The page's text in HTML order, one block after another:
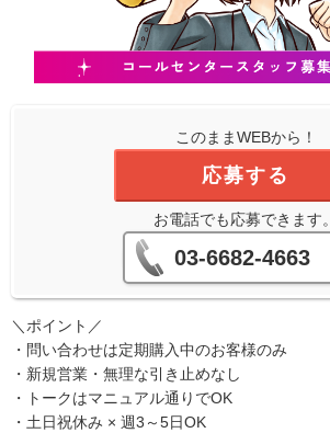
このままWEBから！
応募する
お電話でも応募できます。
03-6682-4663
＼ポイント／
・問い合わせは定期購入中のお客様のみ
・新規営業・無理な引き止めなし
・トークはマニュアル通りでOK
・土日祝休み × 週3～5日OK